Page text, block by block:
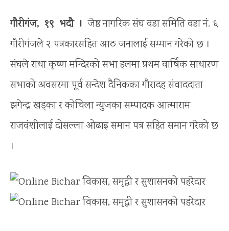
गौरीगंज, १९ भदौ । जेष्ठ नागरिक संघ वडा समिति वडा नं. ६
गौरीगंजले २ पत्रकारसहित आठ जनालाई सम्मान गरेको छ ।
संघले राधा कृष्ण मन्दिरको सभा हलमा प्रथम वार्षिक साधारण
सभाको अवसरमा पूर्व सन्देश दैनिकका गौरादह संवाददाता
झगेन्द्र खड्का र कोचिला न्युजका सम्पादक आत्माराम
राजवंशीलाई दोसल्ला ओढाइ समान पत्र सहित समान गरेको छ
।